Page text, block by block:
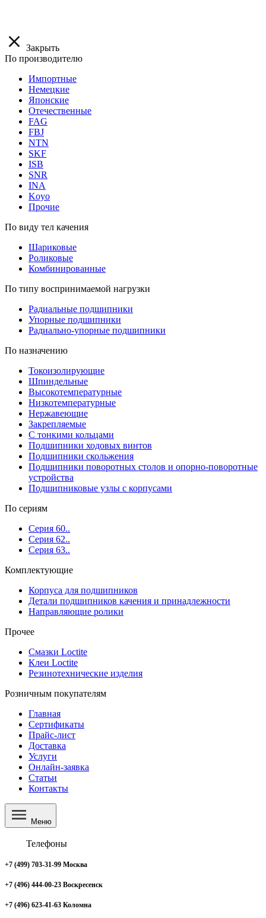
Закрыть
По производителю
Импортные
Немецкие
Японские
Отечественные
FAG
FBJ
NTN
SKF
ISB
SNR
INA
Koyo
Прочие
По виду тел качения
Шариковые
Роликовые
Комбинированные
По типу воспринимаемой нагрузки
Радиальные подшипники
Упорные подшипники
Радиально-упорные подшипники
По назначению
Токоизолирующие
Шпиндельные
Высокотемпературные
Низкотемпературные
Нержавеющие
Закрепляемые
С тонкими кольцами
Подшипники ходовых винтов
Подшипники скольжения
Подшипники поворотных столов и опорно-поворотные
устройства
Подшипниковые узлы с корпусами
По сериям
Серия 60..
Серия 62..
Серия 63..
Комплектующие
Корпуса для подшипников
Детали подшипников качения и принадлежности
Направляющие ролики
Прочее
Смазки Loctite
Клеи Loctite
Резинотехнические изделия
Розничным покупателям
Главная
Сертификаты
Прайс-лист
Доставка
Услуги
Онлайн-заявка
Статьи
Контакты
Меню
Телефоны
+7 (499) 703-31-99 Москва
+7 (496) 444-00-23 Воскресенск
+7 (496) 623-41-63 Коломна